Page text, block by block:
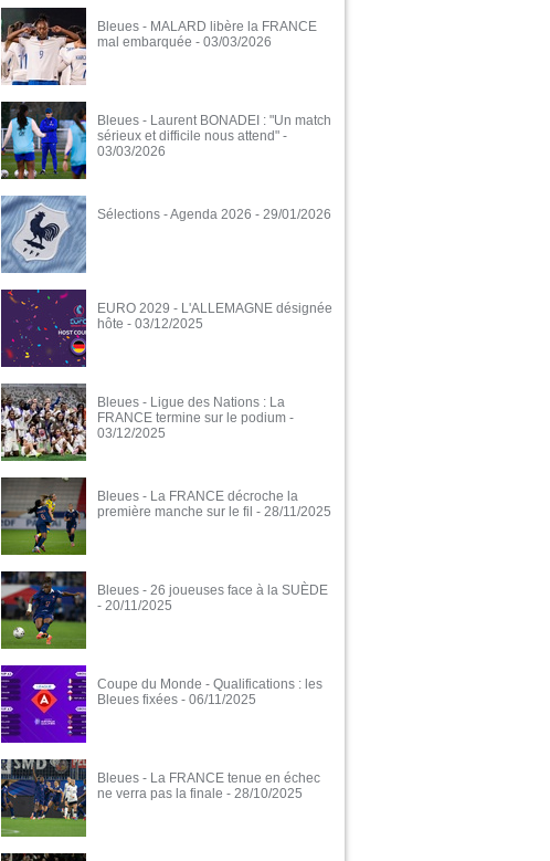
Bleues - MALARD libère la FRANCE
mal embarquée - 03/03/2026
Bleues - Laurent BONADEI : "Un match
sérieux et difficile nous attend" -
03/03/2026
Sélections - Agenda 2026 - 29/01/2026
EURO 2029 - L'ALLEMAGNE désignée
hôte - 03/12/2025
Bleues - Ligue des Nations : La
FRANCE termine sur le podium -
03/12/2025
Bleues - La FRANCE décroche la
première manche sur le fil - 28/11/2025
Bleues - 26 joueuses face à la SUÈDE
- 20/11/2025
Coupe du Monde - Qualifications : les
Bleues fixées - 06/11/2025
Bleues - La FRANCE tenue en échec
ne verra pas la finale - 28/10/2025